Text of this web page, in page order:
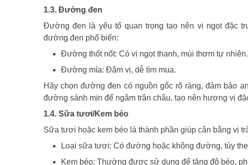
1.3. Đường đen
Đường đen là yếu tố quan trọng tạo nên vị ngọt đặc
đường đen phổ biến:
Đường thốt nốt: Có vị ngọt thanh, mùi thơm tự nhiên.
Đường mía: Đậm vị, dễ tìm mua.
Hãy chọn đường đen có nguồn gốc rõ ràng, đảm bảo
đường sánh mịn để ngâm trân châu, tạo nên hương vị
1.4. Sữa tươi/Kem béo
Sữa tươi hoặc kem béo là thành phần giúp cân bằng vị
Loại sữa tươi: Có đường hoặc không đường, tùy
Kem béo: Thường được sử dụng để tăng độ béo,